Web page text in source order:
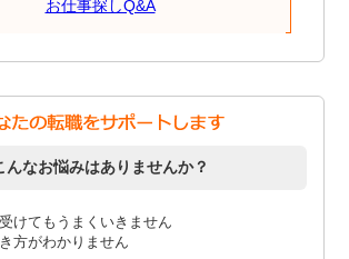
お仕事探しQ&A
んなお悩みはありませんか？
けてもうまくいきません
方がわかりません